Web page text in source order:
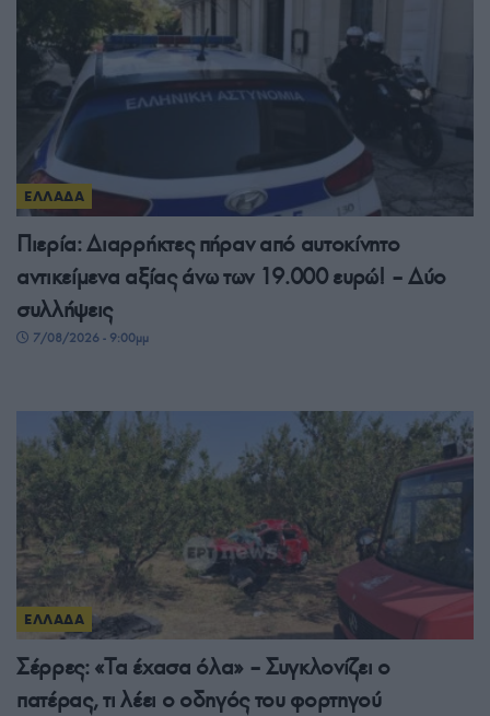
ΕΛΛΑΔΑ
Πιερία: Διαρρήκτες πήραν από αυτοκίνητο
αντικείμενα αξίας άνω των 19.000 ευρώ! – Δύο
συλλήψεις
7/08/2026 - 9:00μμ
ΕΛΛΑΔΑ
Σέρρες: «Τα έχασα όλα» – Συγκλονίζει ο
πατέρας, τι λέει ο οδηγός του φορτηγού